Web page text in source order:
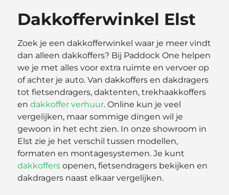
Dakkofferwinkel Elst
Zoek je een dakkofferwinkel waar je meer vindt
dan alleen dakkoffers? Bij Paddock One helpen
we je met alles voor extra ruimte en vervoer op
of achter je auto. Van dakkoffers en dakdragers
tot fietsendragers, daktenten, trekhaakkoffers
endakkoffer verhuur. Online kun je veel
vergelijken, maar sommige dingen wil je
gewoon in het echt zien. In onze showroom in
Elst zie je het verschil tussen modellen,
formaten en montagesystemen. Je kunt
dakkoffers openen, fietsendragers bekijken en
dakdragers naast elkaar vergelijken.